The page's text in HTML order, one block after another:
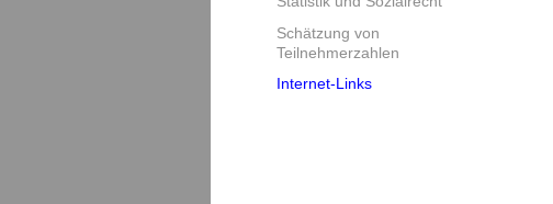
Schätzung von
Teilnehmerzahlen
Internet-Links